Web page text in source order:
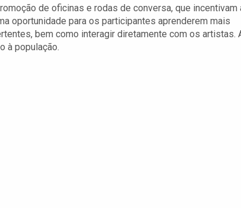
de oficinas e rodas de conversa, que incentivam
oportunidade para os participantes aprenderem mais
bem como interagir diretamente com os artistas.
à população.